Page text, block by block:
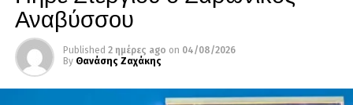
Αναβύσσου
Published 2 ημέρες ago on 04/08/2026
By Θανάσης Ζαχάκης